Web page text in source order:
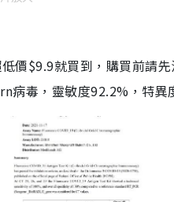
價$9.9就買到，購買前請
病毒，靈敏度92.2%，特異